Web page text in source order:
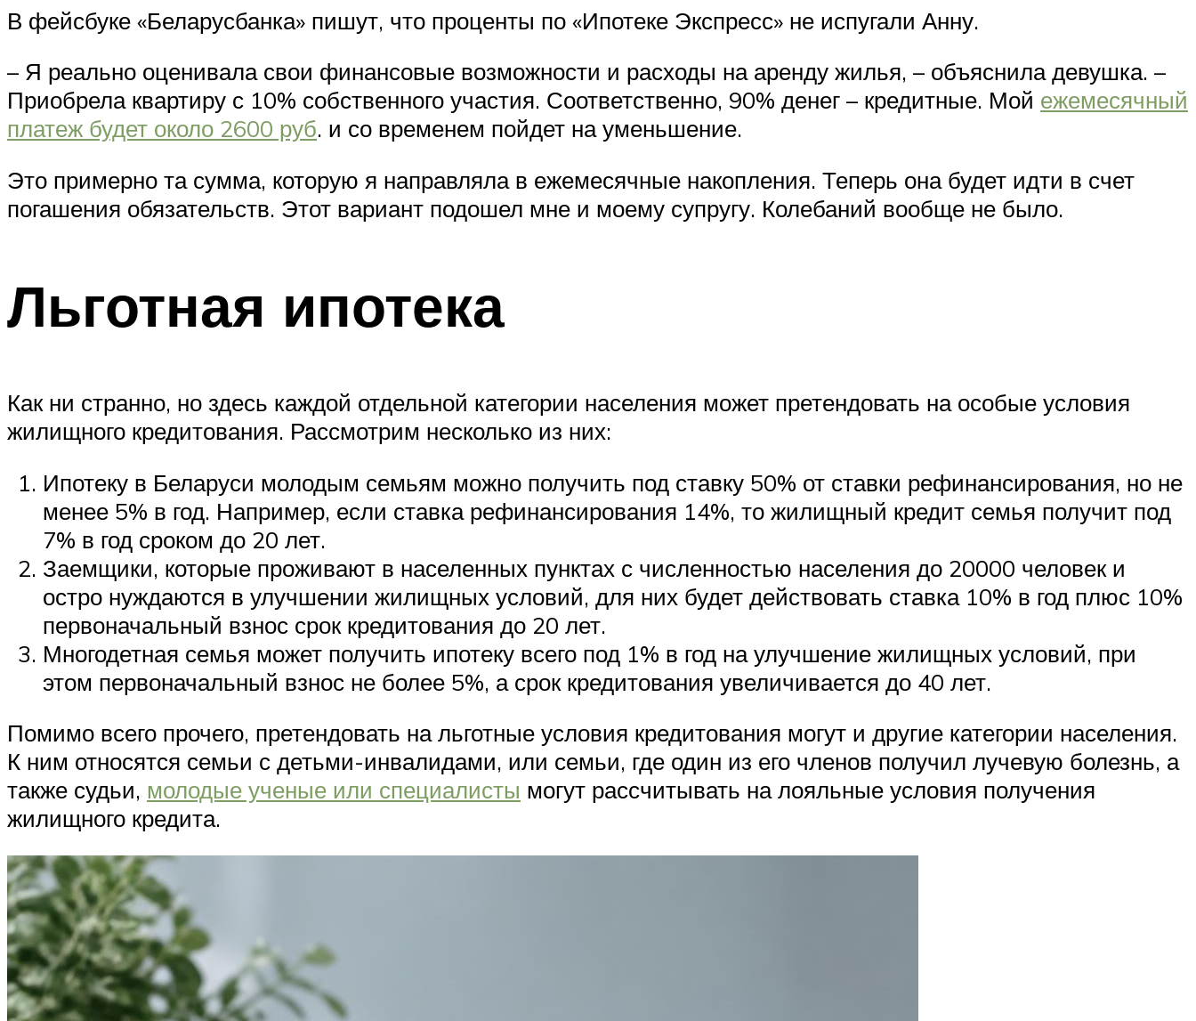
В фейсбуке «Беларусбанка» пишут, что проценты по «Ипотеке Экспресс» не испугали Анну.
– Я реально оценивала свои финансовые возможности и расходы на аренду жилья, – объяснила девушка. –
Приобрела квартиру с 10% собственного участия. Соответственно, 90% денег – кредитные. Мой ежемесячный
платеж будет около 2600 руб. и со временем пойдет на уменьшение.
Это примерно та сумма, которую я направляла в ежемесячные накопления. Теперь она будет идти в счет
погашения обязательств. Этот вариант подошел мне и моему супругу. Колебаний вообще не было.
Льготная ипотека
Как ни странно, но здесь каждой отдельной категории населения может претендовать на особые условия
жилищного кредитования. Рассмотрим несколько из них:
Ипотеку в Беларуси молодым семьям можно получить под ставку 50% от ставки рефинансирования, но не
менее 5% в год. Например, если ставка рефинансирования 14%, то жилищный кредит семья получит под
7% в год сроком до 20 лет.
Заемщики, которые проживают в населенных пунктах с численностью населения до 20000 человек и
остро нуждаются в улучшении жилищных условий, для них будет действовать ставка 10% в год плюс 10%
первоначальный взнос срок кредитования до 20 лет.
Многодетная семья может получить ипотеку всего под 1% в год на улучшение жилищных условий, при
этом первоначальный взнос не более 5%, а срок кредитования увеличивается до 40 лет.
Помимо всего прочего, претендовать на льготные условия кредитования могут и другие категории населения.
К ним относятся семьи с детьми-инвалидами, или семьи, где один из его членов получил лучевую болезнь, а
также судьи, молодые ученые или специалисты могут рассчитывать на лояльные условия получения
жилищного кредита.